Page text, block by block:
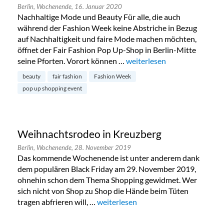
Berlin, Wochenende, 16. Januar 2020
Nachhaltige Mode und Beauty Für alle, die auch
während der Fashion Week keine Abstriche in Bezug
auf Nachhaltigkeit und faire Mode machen möchten,
öffnet der Fair Fashion Pop Up-Shop in Berlin-Mitte
seine Pforten. Vorort können … „Fair Fashion Pop Up-Shop
weiterlesen
beauty fair fashion
Fashion Week
pop up shopping event
Weihnachtsrodeo in Kreuzberg
Berlin, Wochenende, 28. November 2019
Das kommende Wochenende ist unter anderem dank
dem populären Black Friday am 29. November 2019,
ohnehin schon dem Thema Shopping gewidmet. Wer
sich nicht von Shop zu Shop die Hände beim Tüten
tragen abfrieren will, … „Weihnachtsrodeo in Kreuzberg“
weiterlesen